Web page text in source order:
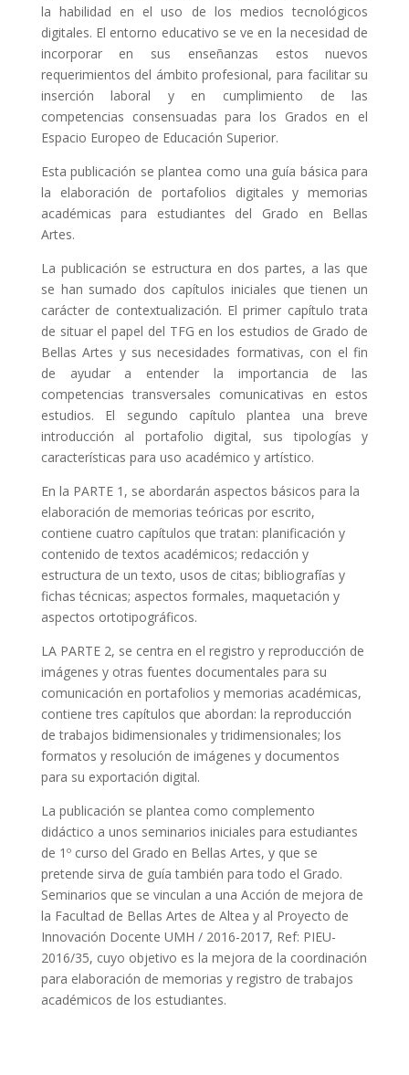
la habilidad en el uso de los medios tecnológicos
digitales. El entorno educativo se ve en la necesidad de
incorporar en sus enseñanzas estos nuevos
requerimientos del ámbito profesional, para facilitar su
inserción laboral y en cumplimiento de las
competencias consensuadas para los Grados en el
Espacio Europeo de Educación Superior.
Esta publicación se plantea como una guía básica para
la elaboración de portafolios digitales y memorias
académicas para estudiantes del Grado en Bellas
Artes.
La publicación se estructura en dos partes, a las que
se han sumado dos capítulos iniciales que tienen un
carácter de contextualización. El primer capítulo trata
de situar el papel del TFG en los estudios de Grado de
Bellas Artes y sus necesidades formativas, con el fin
de ayudar a entender la importancia de las
competencias transversales comunicativas en estos
estudios. El segundo capítulo plantea una breve
introducción al portafolio digital, sus tipologías y
características para uso académico y artístico.
En la PARTE 1, se abordarán aspectos básicos para la
elaboración de memorias teóricas por escrito,
contiene cuatro capítulos que tratan: planificación y
contenido de textos académicos; redacción y
estructura de un texto, usos de citas; bibliografías y
fichas técnicas; aspectos formales, maquetación y
aspectos ortotipográficos.
LA PARTE 2, se centra en el registro y reproducción de
imágenes y otras fuentes documentales para su
comunicación en portafolios y memorias académicas,
contiene tres capítulos que abordan: la reproducción
de trabajos bidimensionales y tridimensionales; los
formatos y resolución de imágenes y documentos
para su exportación digital.
La publicación se plantea como complemento
didáctico a unos seminarios iniciales para estudiantes
de 1º curso del Grado en Bellas Artes, y que se
pretende sirva de guía también para todo el Grado.
Seminarios que se vinculan a una Acción de mejora de
la Facultad de Bellas Artes de Altea y al Proyecto de
Innovación Docente UMH / 2016-2017, Ref: PIEU-
2016/35, cuyo objetivo es la mejora de la coordinación
para elaboración de memorias y registro de trabajos
académicos de los estudiantes.